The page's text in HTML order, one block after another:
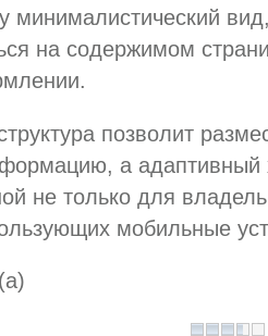
минималистический
на содержимом
позволит
а адаптивный
не только для
мобильные